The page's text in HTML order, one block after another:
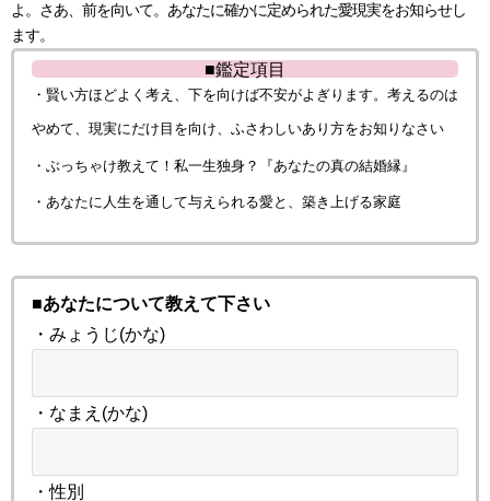
よ。さあ、前を向いて。あなたに確かに定められた愛現実をお知らせし
ます。
■鑑定項目
・賢い方ほどよく考え、下を向けば不安がよぎります。考えるのは
やめて、現実にだけ目を向け、ふさわしいあり方をお知りなさい
・ぶっちゃけ教えて！私一生独身？『あなたの真の結婚縁』
・あなたに人生を通して与えられる愛と、築き上げる家庭
■あなたについて教えて下さい
・みょうじ(かな)
・なまえ(かな)
・性別